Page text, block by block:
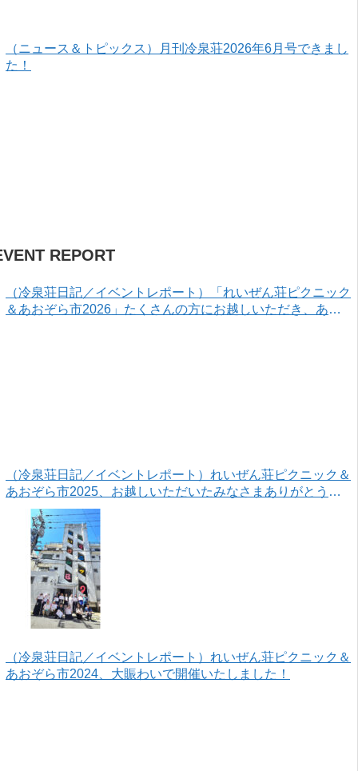
（ニュース＆トピックス）月刊冷泉荘2026年6月号できまし
た！
REPORT
（冷泉荘日記／イベントレポート）「れいぜん荘ピクニック
＆あおぞら市2026」たくさんの方にお越しいただき、あり
（冷泉荘日記／イベントレポート）れいぜん荘ピクニック＆
あおぞら市2025、お越しいただいたみなさまありがとうご
ざいました！
（冷泉荘日記／イベントレポート）れいぜん荘ピクニック＆
あおぞら市2024、大賑わいで開催いたしました！